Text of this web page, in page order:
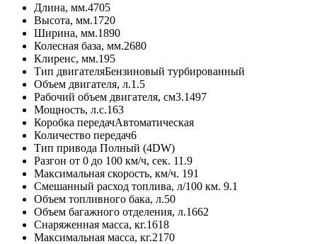
Длина, мм.4705
Высота, мм.1720
Ширина, мм.1890
Колесная база, мм.2680
Клиренс, мм.195
Тип двигателяБензиновый турбированный
Объем двигателя, л.1.5
Рабочий объем двигателя, см3.1497
Мощность, л.с.163
Коробка передачАвтоматическая
Количество передач6
Тип привода Полный (4DW)
Разгон от 0 до 100 км/ч, сек. 11.9
Максимальная скорость, км/ч. 191
Смешанный расход топлива, л/100 км. 9.1
Объем топливного бака, л.50
Объем багажного отделения, л.1662
Снаряженная масса, кг.1618
Максимальная масса, кг.2170